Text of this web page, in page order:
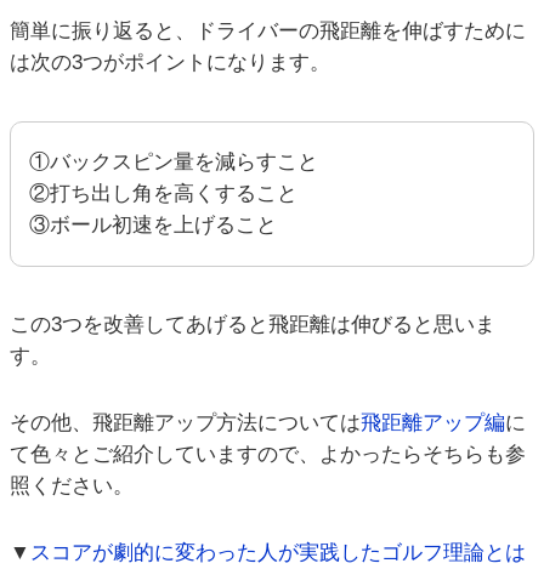
簡単に振り返ると、ドライバーの飛距離を伸ばすために
は次の3つがポイントになります。
①バックスピン量を減らすこと
②打ち出し角を高くすること
③ボール初速を上げること
この3つを改善してあげると飛距離は伸びると思いま
す。
その他、飛距離アップ方法については飛距離アップ編に
て色々とご紹介していますので、よかったらそちらも参
照ください。
▼ スコアが劇的に変わった人が実践したゴルフ理論とは